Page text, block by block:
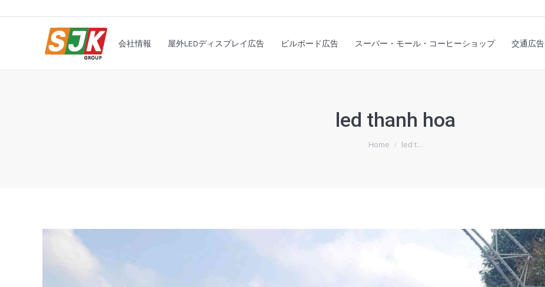
会社情報 屋外LEDディスプレイ広告 ビルボード広告 スーバー・モール・コーヒーショップ 交通広告
led thanh hoa
You are here:
Home led t…
会社情報 屋外LEDディスプレイ広告 ビルボード広告 スーバー・モール・コーヒーショップ
Profile Company